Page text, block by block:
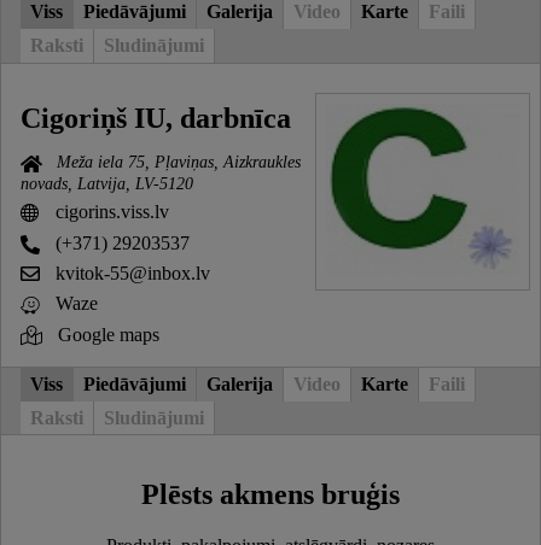
Viss Piedāvājumi Galerija Video Karte
Faili
Raksti
Sludinājumi
Cigoriņš IU, darbnīca
Meža iela 75, Pļaviņas, Aizkraukles
novads, Latvija, LV-5120
cigorins.viss.lv
(+371) 29203537
kvitok-55@inbox.lv
Waze
Google maps
Viss Piedāvājumi Galerija Video Karte
Faili
Raksti
Sludinājumi
Plēsts akmens bruģis